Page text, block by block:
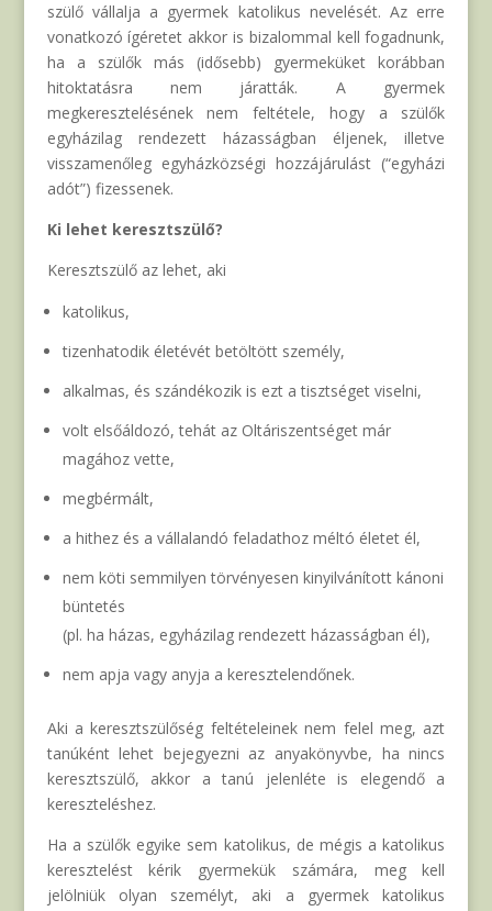
szülő vállalja a gyermek katolikus nevelését. Az erre
vonatkozó ígéretet akkor is bizalommal kell fogadnunk,
ha a szülők más (idősebb) gyermeküket korábban
hitoktatásra nem járatták. A gyermek
megkeresztelésének nem feltétele, hogy a szülők
egyházilag rendezett házasságban éljenek, illetve
visszamenőleg egyházközségi hozzájárulást (“egyházi
adót”) fizessenek.
Ki lehet keresztszülő?
Keresztszülő az lehet, aki
katolikus,
tizenhatodik életévét betöltött személy,
alkalmas, és szándékozik is ezt a tisztséget viselni,
volt elsőáldozó, tehát az Oltáriszentséget már
magához vette,
megbérmált,
a hithez és a vállalandó feladathoz méltó életet él,
nem köti semmilyen törvényesen kinyilvánított kánoni
büntetés
(pl. ha házas, egyházilag rendezett házasságban él),
nem apja vagy anyja a keresztelendőnek.
Aki a keresztszülőség feltételeinek nem felel meg, azt
tanúként lehet bejegyezni az anyakönyvbe, ha nincs
keresztszülő, akkor a tanú jelenléte is elegendő a
kereszteléshez.
Ha a szülők egyike sem katolikus, de mégis a katolikus
keresztelést kérik gyermekük számára, meg kell
jelölniük olyan személyt, aki a gyermek katolikus